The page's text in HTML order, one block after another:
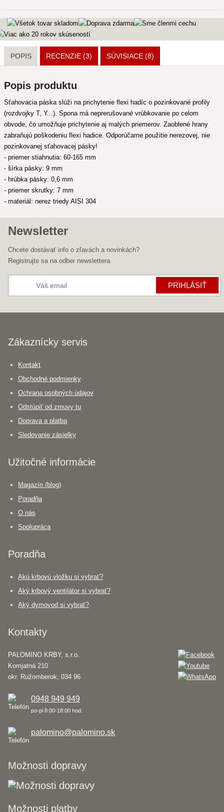
POPIS RECENZIE (3) SÚVISIACE (8)
Popis produktu
Sťahovacia páska slúži na prichytenie flexi hadíc o pozinkované profily
(rozdvojky T, Y...). Spona má neprerušované vrúbkovanie po celom
obvode, čo umožňuje prichytenie aj malých priemerov. Zaoblené hrany
zabraňujú poškodeniu flexi hadice. Odporúčame použitie nerezovej, nie
pozinkovanej sťahovacej pásky!
- priemer stiahnutia: 60-165 mm
- šírka pásky: 9 mm
- hrúbka pásky: 0,6 mm
- priemer skrutky: 7 mm
- materiál: nerez triedy AISI 304
Newsletter
Chcete dostávať info o zľavách a novinkách?
Registrujte sa na odber newslettera.
PRIHLÁSIŤ
Zákaznícky servis
Kontakt
Obchodné podmienky
Ochrana osobných údajov
Odstúpiť od zmuvy tu
Doprava a platba
Sledovanie zásielky
Užitočné informácie
Magazín (blog)
Poradňa
O nás
Spolupráca
Poradňa
Akú krbovú vložku si vybrať?
Aký krbový ventilátor si vybrať?
Aký dymovod si vybrať?
Kontakty
PALOMINO KRBY, s.r.o.
Komjatná 210
okr. Ružomberok, 034 96
0948 949 949
po-pi 8:00-18:00 hod.
palomino@palomino.sk
Možnosti dopravy
Možnosti platby